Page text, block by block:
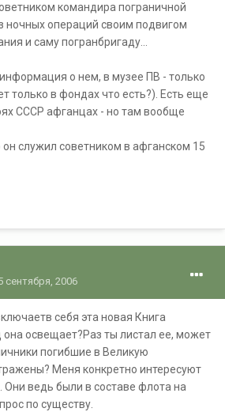
командира пограничной
ночных операций своим подвигом
и саму погранбригаду...
о нем, в музее ПВ - только
только в фондах что есть?). Есть еще
СССР афганцах - но там вообще
служил советником в афганском 15
сентября, 2006
себя эта новая Книга
освещает?Раз ты листал ее, может
погибшие в Великую
Меня конкретно интересуют
Они ведь были в составе флота на
по существу.